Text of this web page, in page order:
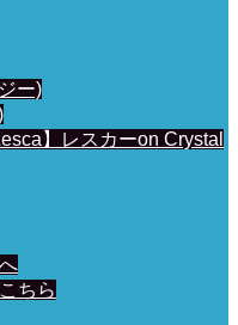
ー)
】レスカーon Crystal
ちら